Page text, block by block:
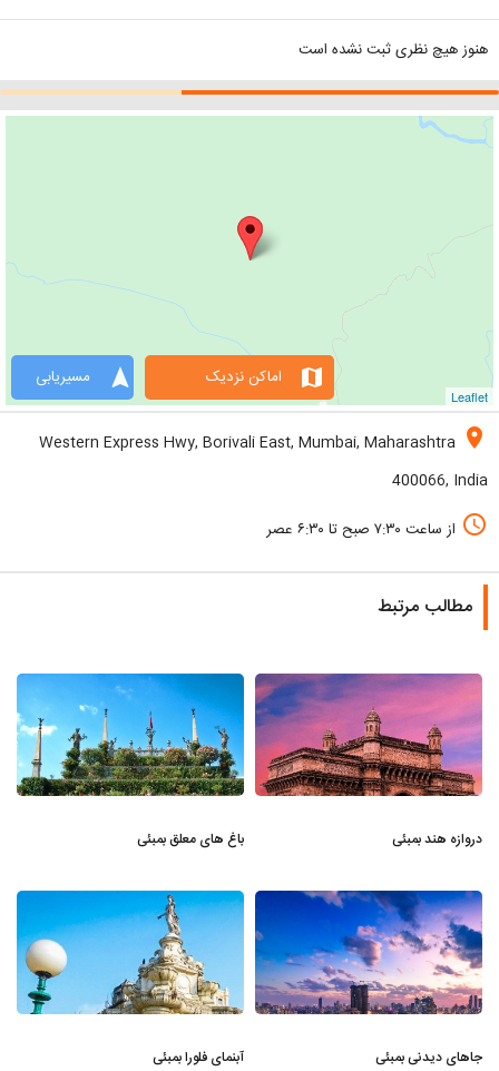
هنوز هیچ نظری ثبت نشده است
Leaflet
navigation مسیریابی map اماکن نزدیک
location_on
Western Express Hwy, Borivali East, Mumbai, Maharashtra
400066, India
access_time از ساعت ۷:۳۰ صبح تا ۶:۳۰ عصر
مطالب مرتبط
دروازه هند بمبئی باغ های معلق بمبئی
جاهای دیدنی بمبئی آبنمای فلورا بمبئی